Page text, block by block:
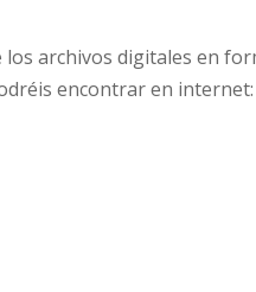
archivos digitales en
encontrar en internet: